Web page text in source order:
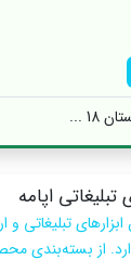
...
اپامه
تبلیغاتی و
از بسته‌بندی